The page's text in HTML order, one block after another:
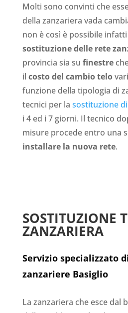
Molti sono convinti che
della zanzariera vada
non è così è possibile
sostituzione delle rete
provincia sia su finestre
il costo del cambio telo
funzione della tipologia di
tecnici per la sostituzione
i 4 ed i 7 giorni. Il tecnico
misure procede entro una
installare la nuova rete.
SOSTITUZIONE
ZANZARIERA
Servizio specializzato
zanzariere Basiglio
La zanzariera che esce dal